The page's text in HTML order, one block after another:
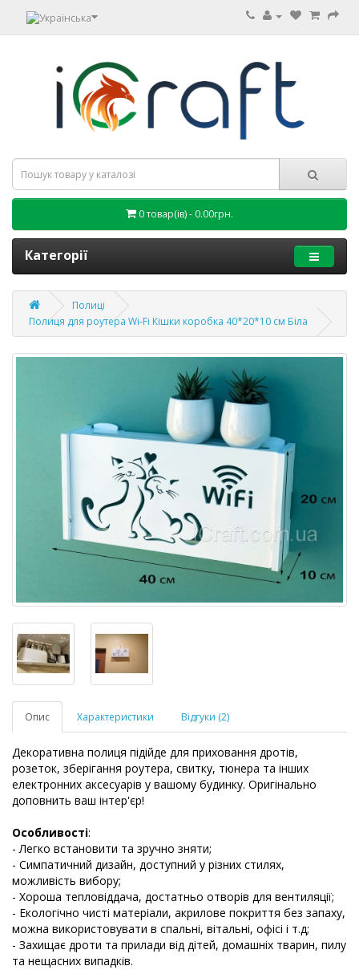
0 товар(ів) - 0.00грн.
Категорії
Полиці
Полиця для роутера Wi-Fi Кішки коробка 40*20*10 см Біла
Опис Характеристики Відгуки (2)
Декоративна полиця підійде для приховання дротів,
розеток, зберігання роутера, свитку, тюнера та інших
електронних аксесуарів у вашому будинку. Оригінально
доповнить ваш інтер'єр!
Особливості:
- Легко встановити та зручно зняти;
- Симпатичний дизайн, доступний у різних стилях,
можливість вибору;
- Хороша тепловіддача, достатньо отворів для вентиляції;
- Екологічно чисті матеріали, акрилове покриття без запаху,
можна використовувати в спальні, вітальні, офісі і т.д;
- Захищає дроти та прилади від дітей, домашніх тварин, пилу
та нещасних випадків.